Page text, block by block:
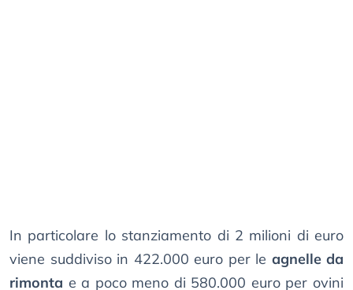
In particolare lo stanziamento di 2 milioni di euro
viene suddiviso in 422.000 euro per le agnelle da
rimonta e a poco meno di 580.000 euro per ovini